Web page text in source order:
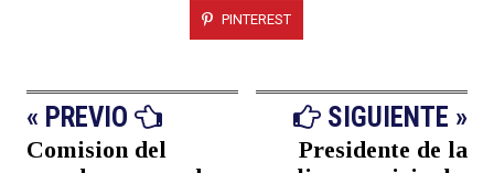
PINTEREST
« PREVIO
Comision del
SIGUIENTE »
Presidente de la